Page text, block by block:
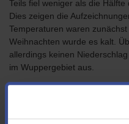
Teils fiel weniger als die
Dies zeigen die
Temperaturen waren
Weihnachten wurde es kalt.
allerdings keinen
im Wuppergebiet aus.
An der Messtation Bever-
Regenmenge mit 72 Liter